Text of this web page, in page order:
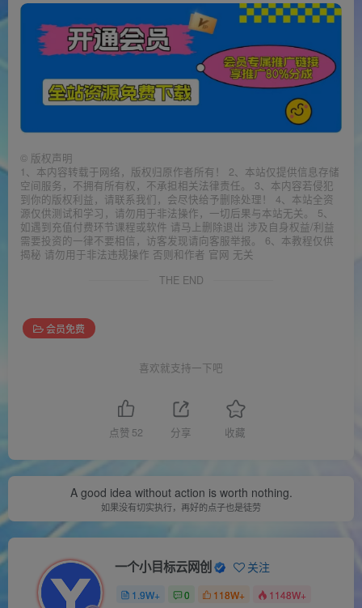
© 版权声明
1、本内容转载于网络，版权归原作者所有！ 2、本站仅提供信息存储
空间服务，不拥有所有权，不承担相关法律责任。 3、本内容若侵犯
到你的版权利益，请联系我们，会尽快给予删除处理！ 4、本站全资
源仅供测试和学习，请勿用于非法操作，一切后果与本站无关。 5、
如遇到充值付费环节课程或软件 请马上删除退出 涉及自身权益/利益
需要投资的一律不要相信，访客发现请向客服举报。 6、本教程仅供
揭秘 请勿用于非法违规操作 否则和作者 官网 无关
THE END
会员免费
喜欢就支持一下吧
点赞 52 分享 收藏
A good idea without action is worth nothing.
如果没有切实执行，再好的点子也是徒劳
一个小目标云网创 关注
1.9W+ 0 118W+ 1148W+